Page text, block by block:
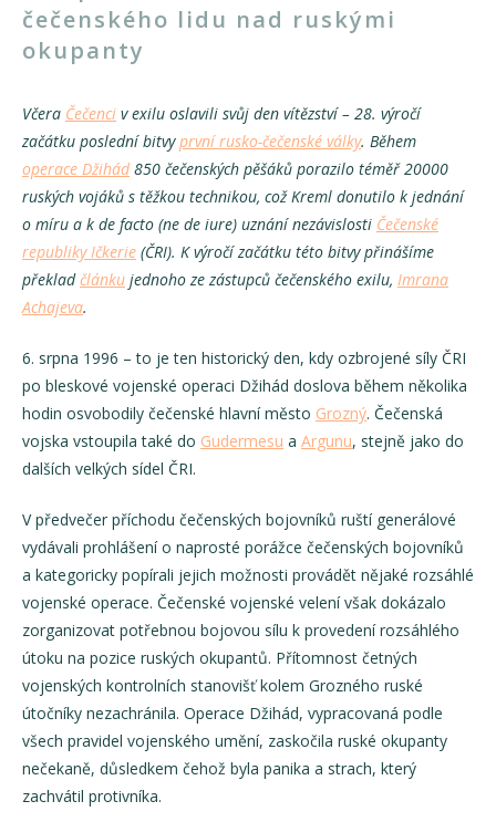
čečenského lidu nad ruskými
okupanty
Včera Čečenci v exilu oslavili svůj den vítězství – 28. výročí
začátku poslední bitvyprvní rusko-čečenské války. Během
operace Džihád850 čečenských pěšáků porazilo téměř 20000
ruských vojáků s těžkou technikou, což Kreml donutilo k jednání
o míru a k de facto (ne de iure) uznání nezávislosti Čečenské
republiky Ičkerie (ČRI). K výročí začátku této bitvy přinášíme
překladčlánku jednoho ze zástupců čečenského exilu, Imrana
Achajeva.
6. srpna 1996 – to je ten historický den, kdy ozbrojené síly ČRI
po bleskové vojenské operaci Džihád doslova během několika
hodin osvobodily čečenské hlavní město Grozný. Čečenská
vojska vstoupila také do Gudermesu a Argunu, stejně jako do
dalších velkých sídel ČRI.
V předvečer příchodu čečenských bojovníků ruští generálové
vydávali prohlášení o naprosté porážce čečenských bojovníků
a kategoricky popírali jejich možnosti provádět nějaké rozsáhlé
vojenské operace. Čečenské vojenské velení však dokázalo
zorganizovat potřebnou bojovou sílu k provedení rozsáhlého
útoku na pozice ruských okupantů. Přítomnost četných
vojenských kontrolních stanovišť kolem Grozného ruské
útočníky nezachránila. Operace Džihád, vypracovaná podle
všech pravidel vojenského umění, zaskočila ruské okupanty
nečekaně, důsledkem čehož byla panika a strach, který
zachvátil protivníka.